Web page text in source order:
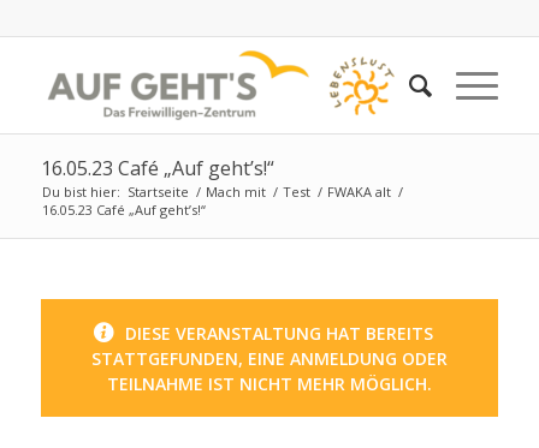
16.05.23 Café „Auf geht’s!“
Du bist hier: Startseite / Mach mit / Test / FWAKA alt /
16.05.23 Café „Auf geht’s!“
DIESE VERANSTALTUNG HAT BEREITS
STATTGEFUNDEN, EINE ANMELDUNG ODER
TEILNAHME IST NICHT MEHR MÖGLICH.